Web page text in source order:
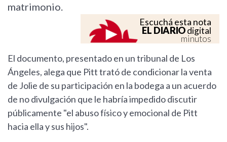
matrimonio.
Escuchá esta nota
EL DIARIOdigital
minutos
El documento, presentado en un tribunal de Los
Ángeles, alega que Pitt trató de condicionar la venta
de Jolie de su participación en la bodega a un acuerdo
de no divulgación que le habría impedido discutir
públicamente "el abuso físico y emocional de Pitt
hacia ella y sus hijos".